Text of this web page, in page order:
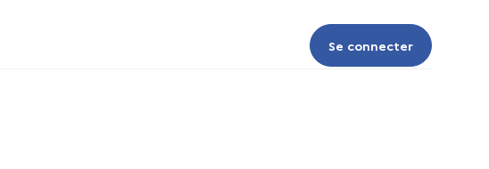
Se connecter
Se connecter